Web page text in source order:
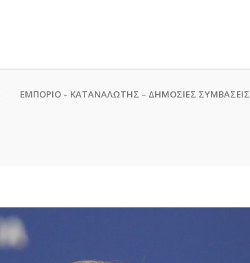
ΕΜΠΟΡΙΟ – ΚΑΤΑΝΑΛΩΤΗΣ – ΔΗΜΟΣΙΕΣ ΣΥΜΒΑΣΕΙΣ